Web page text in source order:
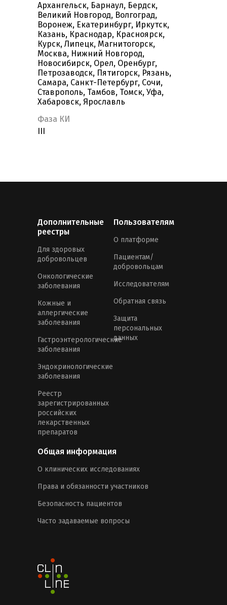
Архангельск, Барнаул, Бердск,
Великий Новгород, Волгоград,
Воронеж, Екатеринбург, Иркутск,
Казань, Краснодар, Красноярск,
Курск, Липецк, Магнитогорск,
Москва, Нижний Новгород,
Новосибирск, Орел, Оренбург,
Петрозаводск, Пятигорск, Рязань,
Самара, Санкт-Петербург, Сочи,
Ставрополь, Тамбов, Томск, Уфа,
Хабаровск, Ярославль
Фаза КИ
Дополнительные
реестры
Для здоровых
добровольцев
Онкологические
заболевания
Кожные и
аллергические
заболевания
Гастроэнтерологические
заболевания
Эндокринологические
заболевания
Реестр
зарегистрированных
российских
лекарственных
препаратов
Пользователям
О платформе
Пациентам/
добровольцам
Исследователям
Обратная связь
Защита
персональных
данных
Общая информация
О клинических исследованиях
Права и обязанности участников
Безопасность пациентов
Часто задаваемые вопросы